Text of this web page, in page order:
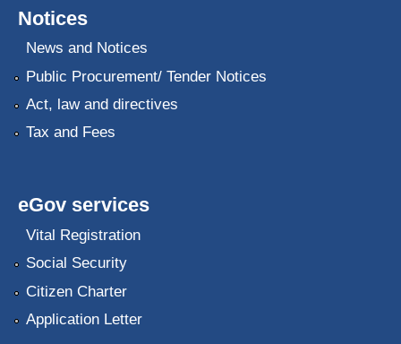
Notices
News and Notices
Public Procurement/ Tender Notices
Act, law and directives
Tax and Fees
eGov services
Vital Registration
Social Security
Citizen Charter
Application Letter